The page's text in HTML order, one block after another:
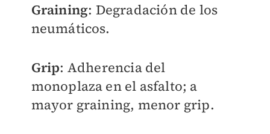
Graining: Degradación de los
neumáticos.
Grip: Adherencia del
monoplaza en el asfalto; a
mayor graining, menor grip.